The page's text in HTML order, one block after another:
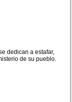
dedican a estafar,
de su pueblo.